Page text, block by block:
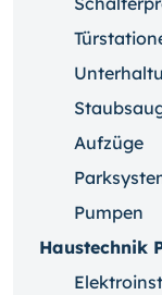
Aufzüge
Pumpen
Haustechnik